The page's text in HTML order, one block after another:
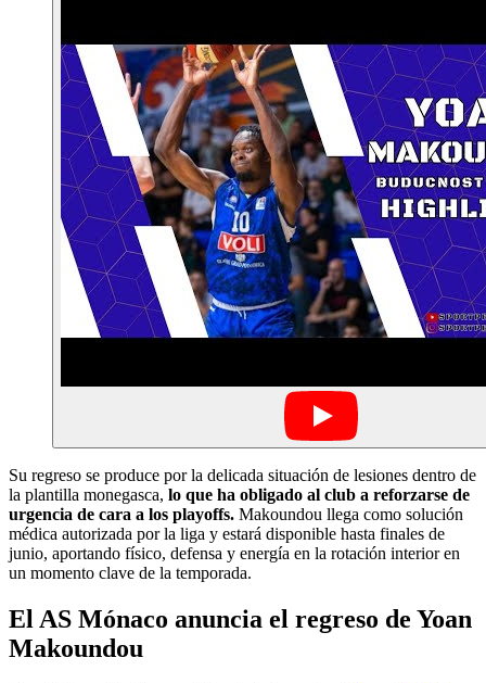
Su regreso se produce por la delicada situación de lesiones dentro de
la plantilla monegasca, lo que ha obligado al club a reforzarse de
urgencia de cara a los playoffs. Makoundou llega como solución
médica autorizada por la liga y estará disponible hasta finales de
junio, aportando físico, defensa y energía en la rotación interior en
un momento clave de la temporada.
El AS Mónaco anuncia el regreso de Yoan
Makoundou